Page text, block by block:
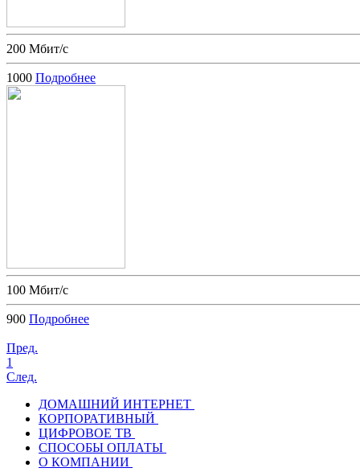
200 Мбит/с
1000 Подробнее
100 Мбит/с
900 Подробнее
Пред.
1
След.
ДОМАШНИЙ ИНТЕРНЕТ
КОРПОРАТИВНЫЙ
ЦИФРОВОЕ ТВ
СПОСОБЫ ОПЛАТЫ
О КОМПАНИИ